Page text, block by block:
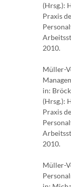
(Hrsg.):
Praxis
2010.
Müller-
in:
(Hrsg.):
Praxis
2010.
Müller-